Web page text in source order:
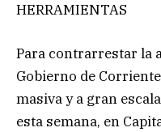
HERRAMIENTAS
Para contrarrestar la
Gobierno de
masiva y a gran
esta semana, en